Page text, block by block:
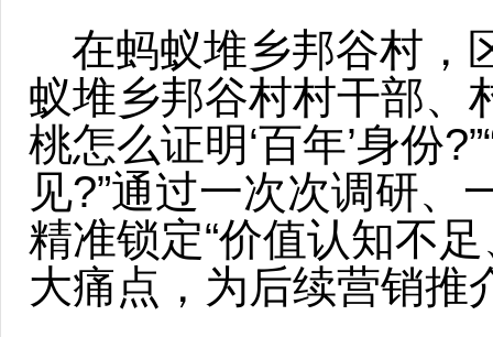
在蚂蚁堆乡邦谷村，
蚁堆乡邦谷村村干部、
桃怎么证明‘百年’身份
见?”通过一次次调研
精准锁定“价值认知不
大痛点，为后续营销推